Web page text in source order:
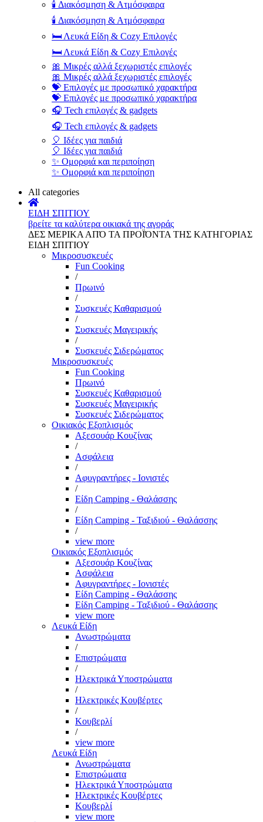
🕯️ Διακόσμηση & Ατμόσφαιρα
🕯️ Διακόσμηση & Ατμόσφαιρα
🛏️ Λευκά Είδη & Cozy Επιλογές
🛏️ Λευκά Είδη & Cozy Επιλογές
🎀 Μικρές αλλά ξεχωριστές επιλογές
🎀 Μικρές αλλά ξεχωριστές επιλογές
💝 Επιλογές με προσωπικό χαρακτήρα
💝 Επιλογές με προσωπικό χαρακτήρα
🎧 Tech επιλογές & gadgets
🎧 Tech επιλογές & gadgets
🎈 Ιδέες για παιδιά
🎈 Ιδέες για παιδιά
✨ Ομορφιά και περιποίηση
✨ Ομορφιά και περιποίηση
All categories
ΕΙΔΗ ΣΠΙΤΙΟΥ
βρείτε τα καλύτερα οικιακά της αγοράς
ΔΕΣ ΜΕΡΙΚΑ ΑΠΌ ΤΑ ΠΡΟΪΌΝΤΑ ΤΗΣ ΚΑΤΗΓΟΡΙΑΣ
ΕΙΔΗ ΣΠΙΤΙΟΥ
Μικροσυσκευές
Fun Cooking
/
Πρωινό
/
Συσκευές Καθαρισμού
/
Συσκευές Μαγειρικής
/
Συσκευές Σιδερώματος
Μικροσυσκευές
Fun Cooking
Πρωινό
Συσκευές Καθαρισμού
Συσκευές Μαγειρικής
Συσκευές Σιδερώματος
Οικιακός Εξοπλισμός
Αξεσουάρ Κουζίνας
/
Ασφάλεια
/
Αφυγραντήρες - Ιονιστές
/
Είδη Camping - Θαλάσσης
/
Είδη Camping - Ταξιδιού - Θαλάσσης
/
view more
Οικιακός Εξοπλισμός
Αξεσουάρ Κουζίνας
Ασφάλεια
Αφυγραντήρες - Ιονιστές
Είδη Camping - Θαλάσσης
Είδη Camping - Ταξιδιού - Θαλάσσης
view more
Λευκά Είδη
Ανωστρώματα
/
Επιστρώματα
/
Ηλεκτρικά Υποστρώματα
/
Ηλεκτρικές Κουβέρτες
/
Κουβερλί
/
view more
Λευκά Είδη
Ανωστρώματα
Επιστρώματα
Ηλεκτρικά Υποστρώματα
Ηλεκτρικές Κουβέρτες
Κουβερλί
view more